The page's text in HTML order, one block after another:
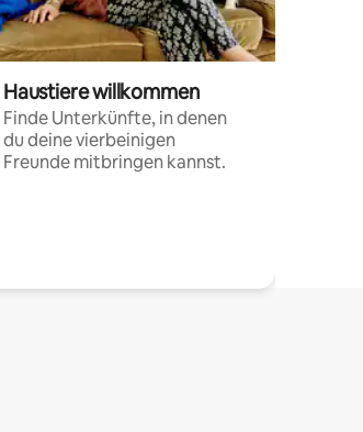
Haustiere willkommen
Finde Unterkünfte, in denen
du deine vierbeinigen
Freunde mitbringen kannst.